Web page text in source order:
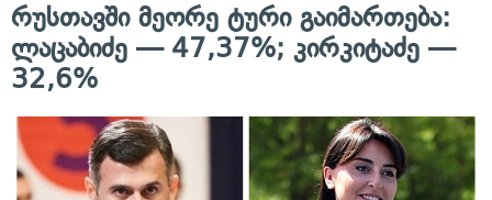
რუსთავში მეორე ტური გაიმართება:
ლაცაბიძე — 47,37%; კირკიტაძე —
32,6%